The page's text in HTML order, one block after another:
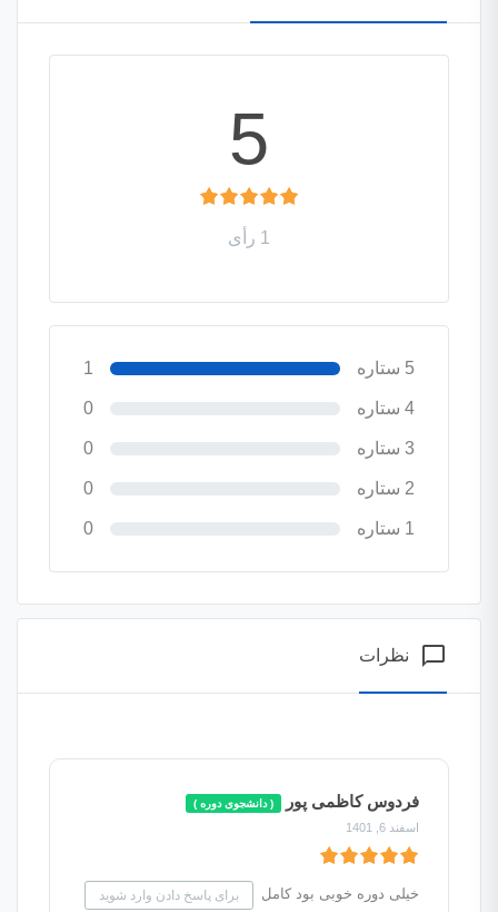
5
1 رأی
5 ستاره 1
4 ستاره 0
3 ستاره 0
2 ستاره 0
1 ستاره 0
chat_bubble_outline نظرات
فردوس کاظمی پور ( دانشجوی دوره )
اسفند 6, 1401
برای پاسخ دادن وارد شوید خیلی دوره خوبی بود کامل